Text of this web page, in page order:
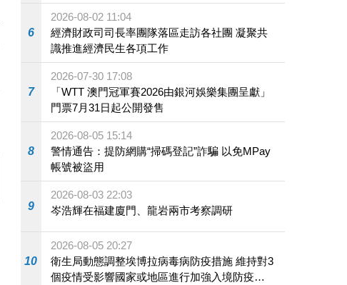
6
2026-08-02 11:04
經濟財政司司長率團隊落區走訪各社團 凝聚共
識推進經濟民生各項工作
7
2026-07-30 17:08
「WTT 澳門冠軍賽2026由銀河娛樂集團呈獻」
門票7月31日起公開發售
8
2026-08-05 15:14
警情通告：提防網購“掃碼登記”詐騙 以免MPay
帳號被盜用
9
2026-08-03 22:03
岑浩輝在福建廈門、龍岩兩市考察調研
10
2026-08-05 20:27
衛生局動態調整埃博拉病毒病防疫措施 維持對3
個疫情受影響國家或地區進行加強入境防疫措